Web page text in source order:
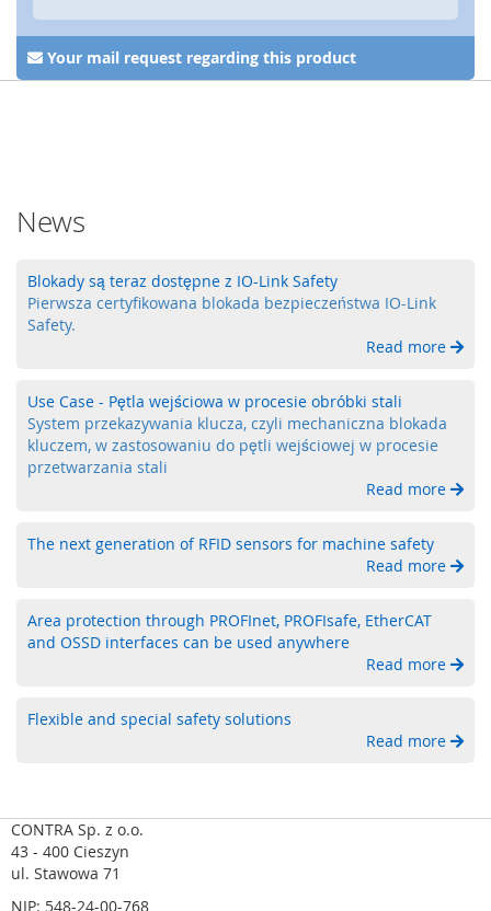
z
p
i
c
z
e
w
a
,
R
s
t
k
o
w
e
Your mail request regarding this product
News
Blokady są teraz dostępne z IO-Link Safety
Pierwsza certyfikowana blokada bezpieczeństwa IO-Link
Safety.
Read more
Use Case - Pętla wejściowa w procesie obróbki stali
System przekazywania klucza, czyli mechaniczna blokada
kluczem, w zastosowaniu do pętli wejściowej w procesie
przetwarzania stali
Read more
The next generation of RFID sensors for machine safety
Read more
Area protection through PROFInet, PROFIsafe, EtherCAT
and OSSD interfaces can be used anywhere
Read more
Flexible and special safety solutions
Read more
CONTRA Sp. z o.o.
43 - 400 Cieszyn
ul. Stawowa 71
NIP: 548-24-00-768